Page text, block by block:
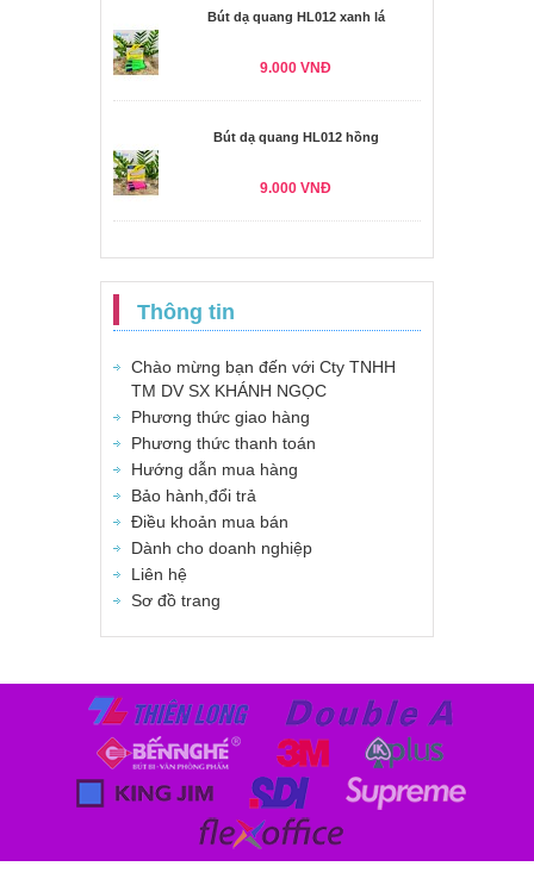
Bút dạ quang HL012 xanh lá
9.000 VNĐ
Bút dạ quang HL012 hồng
9.000 VNĐ
Thông tin
Chào mừng bạn đến với Cty TNHH
TM DV SX KHÁNH NGỌC
Phương thức giao hàng
Phương thức thanh toán
Hướng dẫn mua hàng
Bảo hành,đổi trả
Điều khoản mua bán
Dành cho doanh nghiệp
Liên hệ
Sơ đồ trang